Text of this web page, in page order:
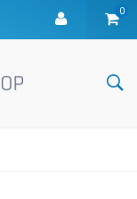
0